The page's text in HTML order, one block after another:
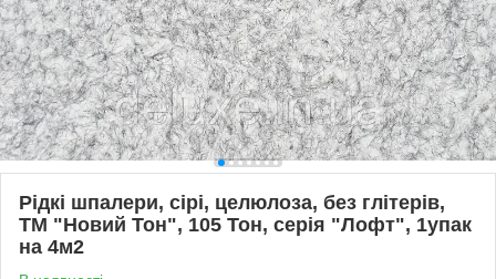
Рідкі шпалери, сірі, целюлоза, без глітерів,
ТМ "Новий Тон", 105 Тон, серія "Лофт", 1упак
на 4м2